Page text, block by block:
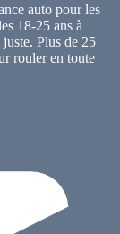
auto pour les
18-25 ans à
Plus de 25
rouler en toute